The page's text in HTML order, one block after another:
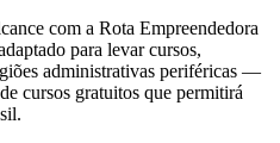
com a Rota Empreendedora
para levar cursos,
administrativas periféricas —
cursos gratuitos que permitirá